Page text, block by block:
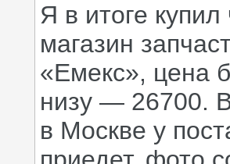
Я в итоге
магазин
«Емекс», цена
низу — 26700.
в Москве у